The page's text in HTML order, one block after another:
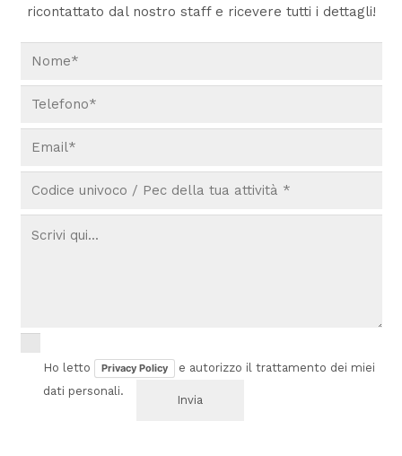
ricontattato dal nostro staff e ricevere tutti i dettagli!
Ho letto Privacy Policy
e autorizzo il trattamento dei miei
dati personali.